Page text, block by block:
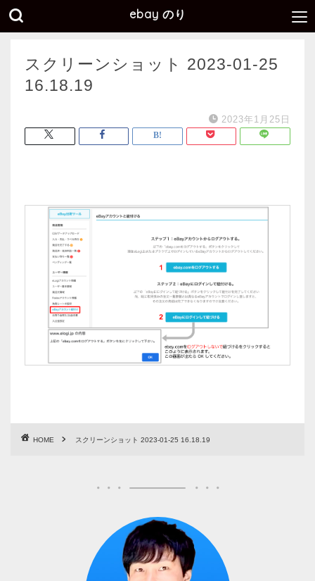
ebay のり
スクリーンショット 2023-01-25
16.18.19
2023年1月25日
HOME スクリーンショット 2023-01-25 16.18.19